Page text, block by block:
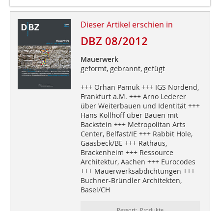
Dieser Artikel erschien in
DBZ 08/2012
Mauerwerk
geformt, gebrannt, gefügt
+++ Orhan Pamuk +++ IGS Nordend,
Frankfurt a.M. +++ Arno Lederer
über Weiterbauen und Identität +++
Hans Kollhoff über Bauen mit
Backstein +++ Metropolitan Arts
Center, Belfast/IE +++ Rabbit Hole,
Gaasbeck/BE +++ Rathaus,
Brackenheim +++ Ressource
Architektur, Aachen +++ Eurocodes
+++ Mauerwerksabdichtungen +++
Buchner-Bründler Architekten,
Basel/CH